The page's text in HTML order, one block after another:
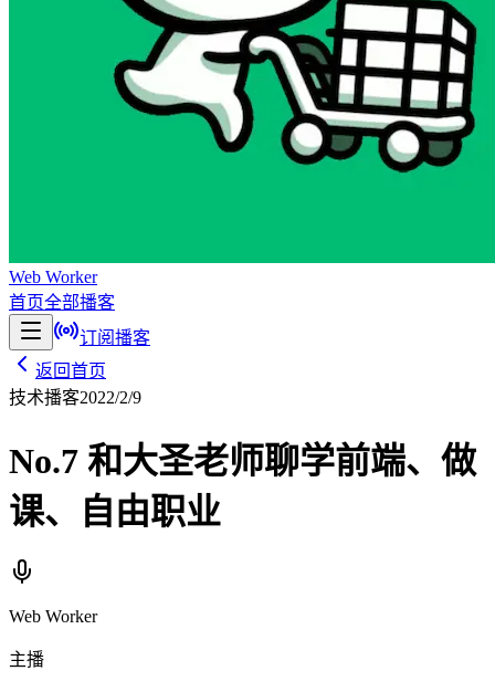
Web Worker
首页全部播客
订阅播客
返回首页
技术播客2022/2/9
No.7 和大圣老师聊学前端、做
课、自由职业
Web Worker
主播